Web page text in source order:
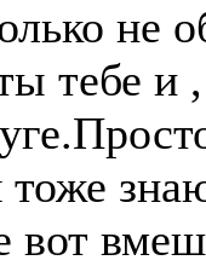
не
тебе и
тоже
вот